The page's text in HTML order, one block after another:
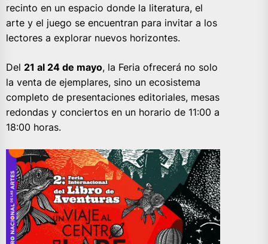
recinto en un espacio donde la literatura, el
arte y el juego se encuentran para invitar a los
lectores a explorar nuevos horizontes.
Del 21 al 24 de mayo, la Feria ofrecerá no solo
la venta de ejemplares, sino un ecosistema
completo de presentaciones editoriales, mesas
redondas y conciertos en un horario de 11:00 a
18:00 horas.